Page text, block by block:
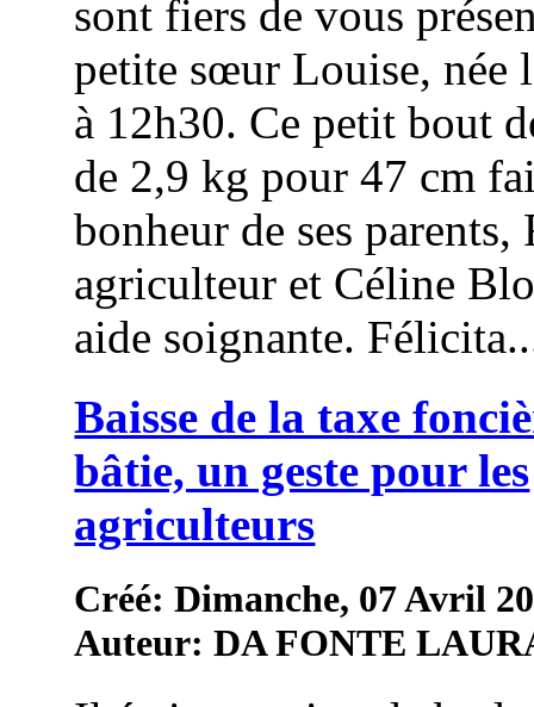
sont fiers de vous
petite sœur Louise, née
à 12h30. Ce petit bout
de 2,9 kg pour 47 cm
bonheur de ses parents,
agriculteur et Céline
aide soignante.
Baisse de la taxe
bâtie, un geste pour les
agriculteurs
Créé: Dimanche, 07 Avril
Auteur: DA FONTE